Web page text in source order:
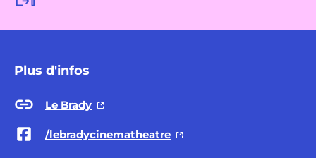
Plus d'infos
Le Brady
/lebradycinematheatre